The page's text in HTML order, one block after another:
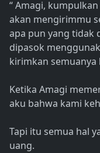
“ Amagi,
akan mengirimmu
apa pun yang tidak
dipasok
kirimkan semuanya
Ketika Amagi
aku bahwa kami
Tapi itu semua hal
uang.